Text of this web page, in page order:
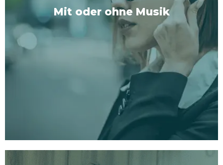
wenn du schnell aber wirksam abschalten musst.
3:Aktive Version:
Für diejenigen, die in Bewegung
Ruhe und Konzentration finden, probiert unsere
Geh-und-Hör-Sessions aus.
Mit oder ohne Musik